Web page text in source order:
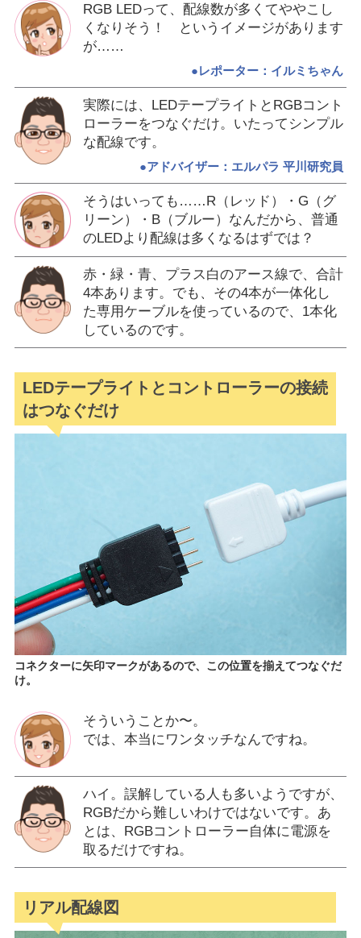
RGB LEDって、配線数が多くてややこし
くなりそう！ というイメージがあります
が……
●レポーター：イルミちゃん
実際には、LEDテープライトとRGBコント
ローラーをつなぐだけ。いたってシンプル
な配線です。
●アドバイザー：エルパラ 平川研究員
そうはいっても……R（レッド）・G（グ
リーン）・B（ブルー）なんだから、普通
のLEDより配線は多くなるはずでは？
赤・緑・青、プラス白のアース線で、合計
4本あります。でも、その4本が一体化し
た専用ケーブルを使っているので、1本化
しているのです。
LEDテープライトとコントローラーの接続
はつなぐだけ
コネクターに矢印マークがあるので、この位置を揃えてつなぐだ
け。
そういうことか〜。
では、本当にワンタッチなんですね。
ハイ。誤解している人も多いようですが、
RGBだから難しいわけではないです。あ
とは、RGBコントローラー自体に電源を
取るだけですね。
リアル配線図